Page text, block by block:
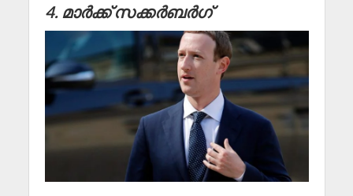
4. മാർക്ക് സക്കർബർഗ്